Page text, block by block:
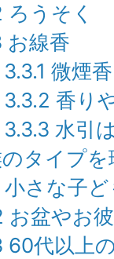
ろうそく
お線香
3.3.1 微煙
3.3.2 香り
3.3.3 水引
タイプ
小さな子
お盆やお
60代以上